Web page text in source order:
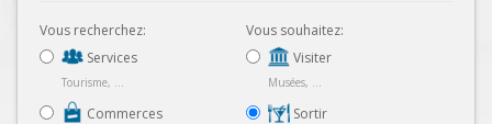
Vous recherchez:
Services
Tourisme, ...
Commerces
Vous souhaitez:
Visiter
Musées, ...
Sortir